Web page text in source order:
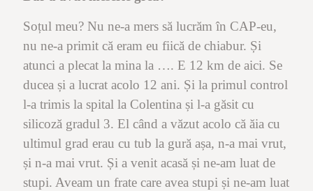
Soțul meu? Nu ne-a mers să lucrăm în CAP-eu,
nu ne-a primit că eram eu fiică de chiabur. Și
atunci a plecat la mina la …. E 12 km de aici. Se
ducea și a lucrat acolo 12 ani. Și la primul control
l-a trimis la spital la Colentina și l-a găsit cu
silicoză gradul 3. El când a văzut acolo că ăia cu
ultimul grad erau cu tub la gură așa, n-a mai vrut,
și n-a mai vrut. Și a venit acasă și ne-am luat de
stupi. Aveam un frate care avea stupi și ne-am luat